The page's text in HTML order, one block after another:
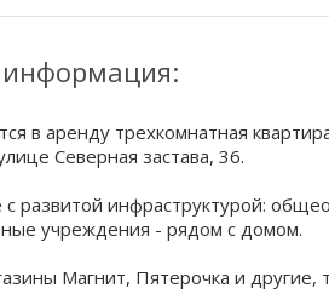
в аренду трехкомнатная
Северная застава, 36.
развитой инфраструктурой:
учреждения - рядом с домом.
Магнит, Пятерочка и другие,